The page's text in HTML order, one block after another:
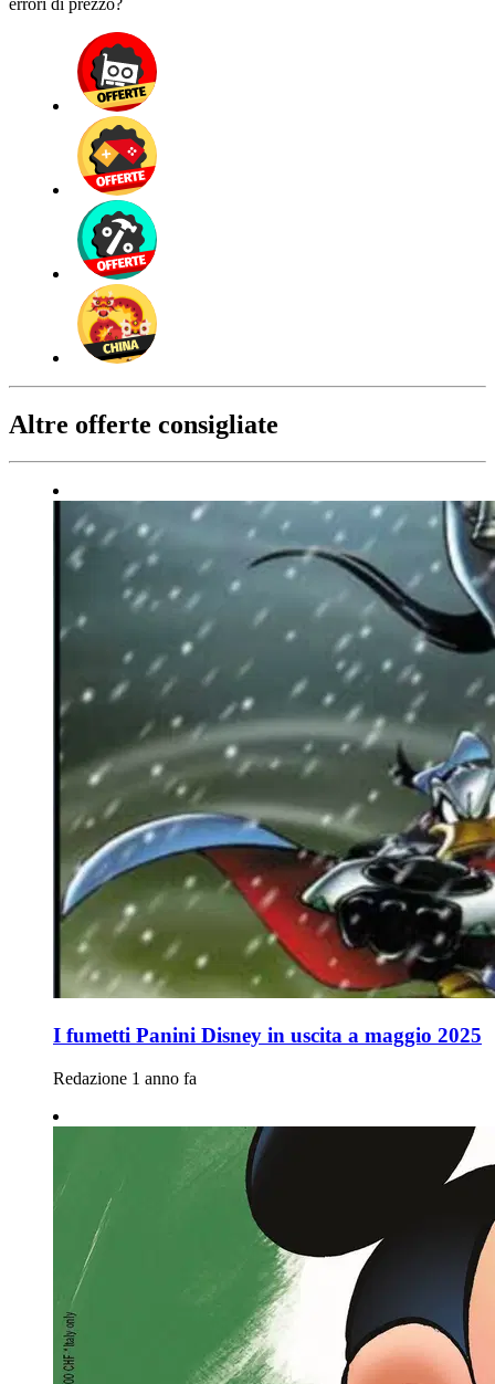
Altre offerte consigliate
I fumetti Panini Disney in uscita a maggio 2025
Redazione 1 anno fa